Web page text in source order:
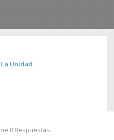
Unidad
0 Respuestas.